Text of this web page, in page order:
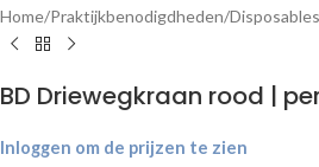
Home Praktijkbenodigdheden Disposables
BD Driewegkraan rood |
Inloggen om de prijzen te zien